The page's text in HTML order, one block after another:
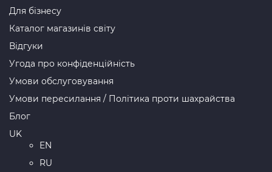
Для бізнесу
Каталог магазинів світу
Відгуки
Угода про конфіденційність
Умови обслуговування
Умови пересилання / Політика проти шахрайства
Блог
UK
EN
RU